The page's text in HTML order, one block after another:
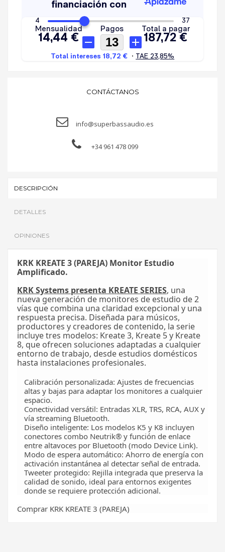
CONTÁCTANOS
info@superbassaudio.es
+34 961 478 099
DESCRIPCIÓN
DETALLES
OPINIONES
KRK KREATE 3 (PAREJA) Monitor Estudio
Amplificado.
KRK Systems presenta KREATE SERIES, una
nueva generación de monitores de estudio de 2
vías que combina una claridad excepcional y una
respuesta precisa. Diseñada para músicos,
productores y creadores de contenido, la serie
incluye tres modelos: Kreate 3, Kreate 5y Kreate
8, que ofrecen soluciones adaptadas a cualquier
entorno de trabajo, desde estudios domésticos
hasta instalaciones profesionales.
Calibración personalizada: Ajustes de frecuencias
altas y bajas para adaptar los monitores a cualquier
espacio.
Conectividad versátil: Entradas XLR, TRS, RCA, AUX y
vía streaming Bluetooth.
Diseño inteligente: Los modelos K5 y K8 incluyen
conectores combo Neutrik® y función de enlace
entre altavoces por Bluetooth (modo Device Link).
Modo de espera automático: Ahorro de energía con
activación instantánea al detectar señal de entrada.
Tweeter protegido: Rejilla integrada que preserva la
calidad de sonido, ideal para entornos exigentes
donde se requiere protección adicional.
Comprar KRK KREATE 3 (PAREJA)